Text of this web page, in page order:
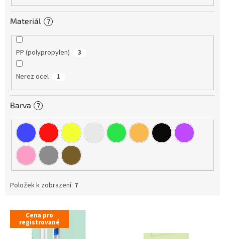
Materiál ?
PP (polypropylen) 3
Nerez ocel 1
Barva ?
Položek k zobrazení: 7
V
p
Cena pro
registrované